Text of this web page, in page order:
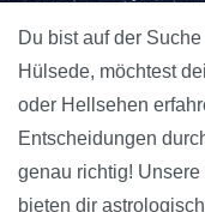
Du bist auf der
Hülsede, möchtest
oder Hellsehen
Entscheidungen
genau richtig!
bieten dir